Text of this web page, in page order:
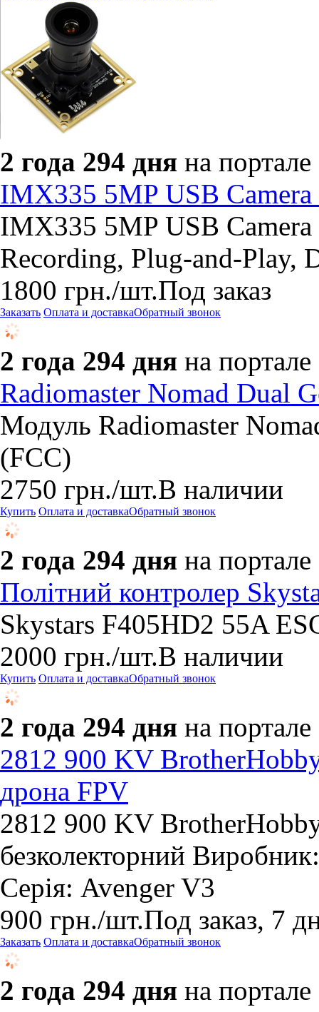
2 года 294 дня на портале
IMX335 5MP USB
IMX335 5MP USB
Recording, Plug-and-Play,
1800 грн./шт.Под заказ
Заказать Оплата и доставкаОбратный звонок
2 года 294 дня на портале
Radiomaster Nomad Dual
Модуль Radiomaster
(FCC)
2750 грн./шт.В наличии
Купить Оплата и доставкаОбратный звонок
2 года 294 дня на портале
Політний контролер
Skystars F405HD2 55A
2000 грн./шт.В наличии
Купить Оплата и доставкаОбратный звонок
2 года 294 дня на портале
2812 900 KV
дрона FPV
2812 900 KV
безколекторний
Серія: Avenger V3
900 грн./шт.Под заказ, 7
Заказать Оплата и доставкаОбратный звонок
2 года 294 дня на портале